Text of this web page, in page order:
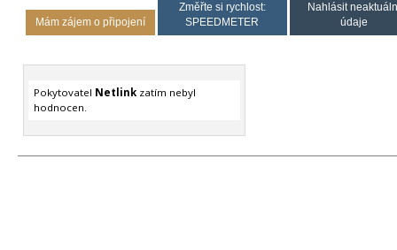
Mám zájem o připojení
Změřte si rychlost:
SPEEDMETER
Nahlásit
údaje
Pokytovatel Netlinkzatím nebyl
hodnocen.